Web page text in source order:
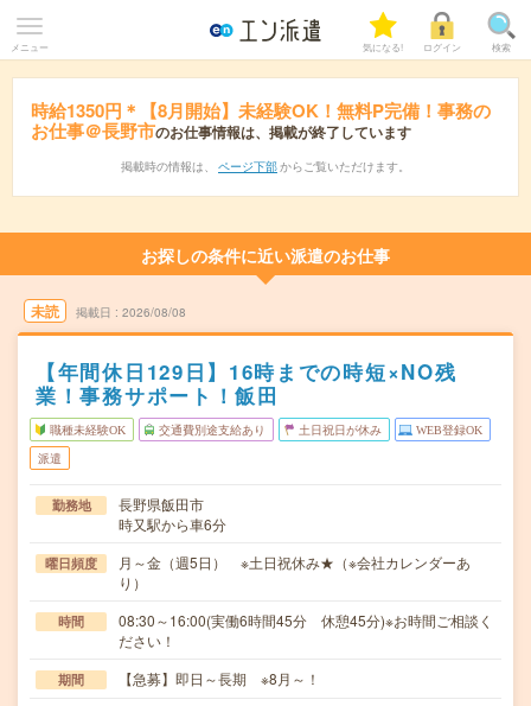
メニュー 気になる! ログイン 検索
時給1350円＊【8月開始】未経験OK！無料P完備！事務の
お仕事＠長野市のお仕事情報は、掲載が終了しています
掲載時の情報は、 ページ下部 からご覧いただけます。
お探しの条件に近い派遣のお仕事
未読 掲載日 2026/08/08
【年間休日129日】16時までの時短×NO残
業！事務サポート！飯田
職種未経験OK 交通費別途支給あり 土日祝日が休み WEB登録OK
派遣
勤務地
長野県飯田市
時又駅から車6分
曜日頻度
月～金（週5日） ※土日祝休み★（※会社カレンダーあ
り）
時間
08:30～16:00(実働6時間45分 休憩45分)※お時間ご相談く
ださい！
期間 【急募】即日～長期 ※8月～！